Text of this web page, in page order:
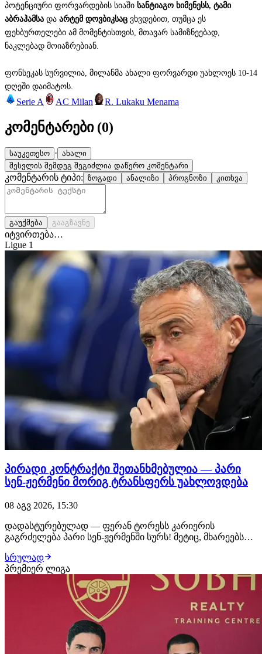
პოტენციური ფორვარდების სიაში სანტიაგო ხიმენესს, ტამი
აბრაჰამსა და არტემ დოვბიკსაც ვხვდებით, თუმცა ეს
ფეხბურთელები ამ მომენტისთვის, მთავარ სამიზნეებად,
ნაკლებად მოიაზრებიან.
ფონსეკას სურვილია, მილანმა ახალი ფორვარდი უახლოეს 10-14
დღეში დაიმატოს.
Serie A AC Milan R. Lukaku Menama
კომენტარები (0)
საუკეთესო · ახალი
შესვლის შემდეგ შეგიძლია დაწერო კომენტარი
კომენტარის ტიპი: ზოგადი ანალიზი პროგნოზი კითხვა
გაუქმება გააგზავნე
იტვირთება…
Ligue 1
პირადი კონტრაქტი შეთანხმებულია — პარი
სენ-ჟერმენი მორიგ ტრანსფერს უახლოვდება
08 აგვ 2026, 15:30
დადასტურებულად — ფერან ტორესს კარიერის
გაგრძელება პარი სენ-ჟერმენში სურს! მეტიც, მხარეებს
შეთანხმებულია, პარიზელები კი ტრანსფერის დახურვას
უახლოეს დღეებში გეგმავენ. ლუის ენრიკეს დაჟინებული
მოთხოვნით, კლუბმა ესპანელი ფორვარდის
ტრანსფერზე მუშაობ…
სრულად
პრემიერ ლიგა